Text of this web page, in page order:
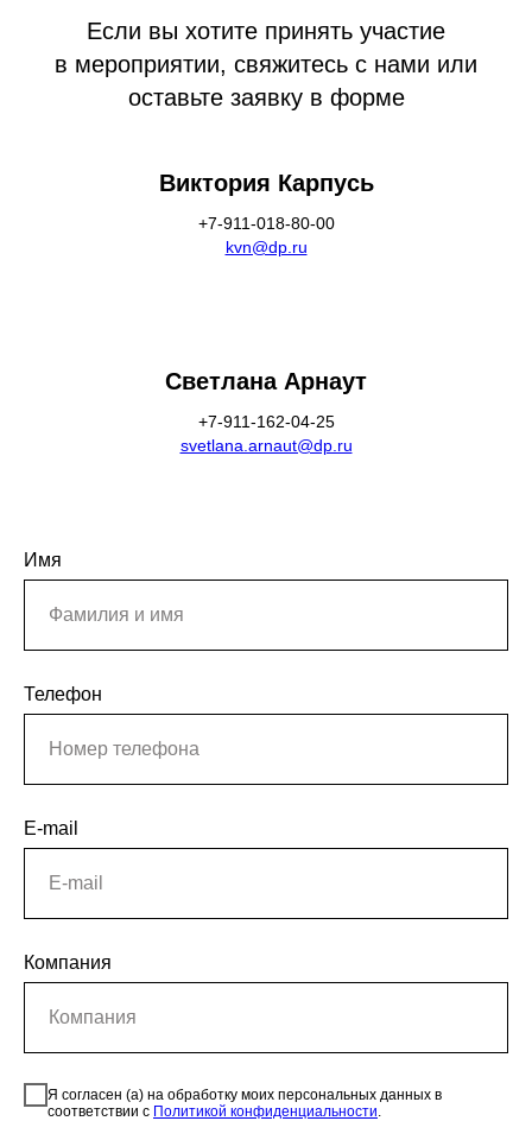
Если вы хотите принять участие
в мероприятии, свяжитесь с нами или
оставьте заявку в форме
Виктория Карпусь
+7-911-018-80-00
kvn@dp.ru
Светлана Арнаут
+7-911-162-04-25
svetlana.arnaut@dp.ru
Имя
Телефон
E-mail
Компания
Я согласен (а) на обработку моих персональных данных в
соответствии с Политикой конфиденциальности.